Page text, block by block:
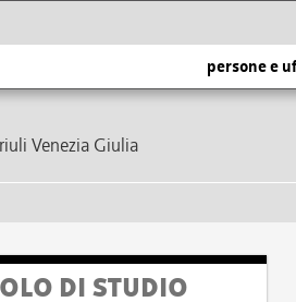
persone e
Venezia Giulia
DI STUDIO